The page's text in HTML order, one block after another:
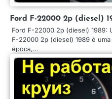
Ford F-22000 2p (diesel)
Ford F-22000 2p (diesel) 1989:
F-22000 2p (diesel) 1989 é
época,…